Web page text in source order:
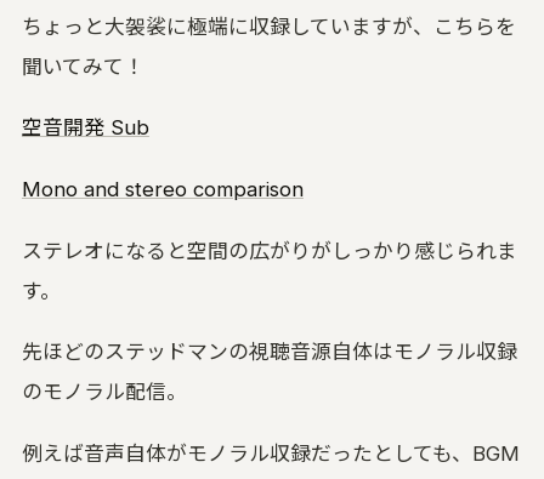
ちょっと大袈裟に極端に収録していますが、こちらを
聞いてみて！
空音開発 Sub
Mono and stereo comparison
ステレオになると空間の広がりがしっかり感じられま
す。
先ほどのステッドマンの視聴音源自体はモノラル収録
のモノラル配信。
例えば音声自体がモノラル収録だったとしても、BGM